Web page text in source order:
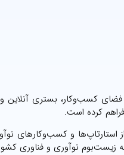
کسب‌وکار، بستری آنلاین و
کرده است.
و کسب‌وکارهای
زیست‌بوم نوآوری و فناوری